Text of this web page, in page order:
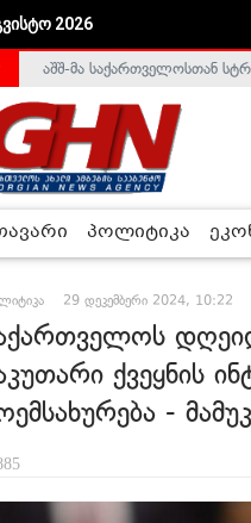
2026
საქართველოს დე-ფაქტო
აშშ-მა საქართველოსთან
პოლიტიკა
29 დეკემბერი 2024, 10:22
ქვეყნის
-